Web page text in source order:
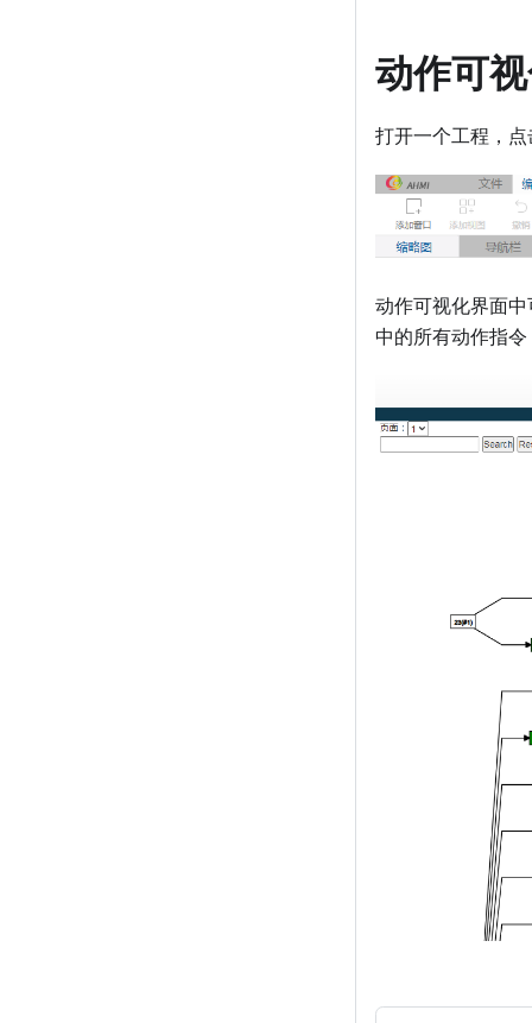
动作可
打开一个工程，点
动作可视化界面
中的所有动作指